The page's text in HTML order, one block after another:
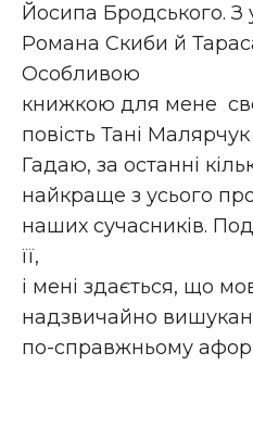
Йосипа Бродського. З
Романа Скиби й
Особливою
книжкою для мене
повість Тані
Гадаю, за останні
найкраще з усього
наших сучасників.
її,
і мені здається, що
надзвичайно
по-справжньому